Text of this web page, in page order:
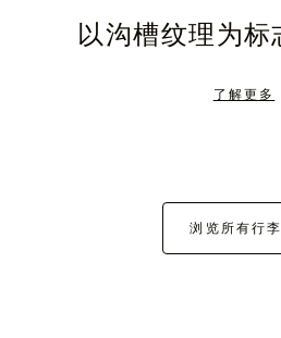
以沟槽纹理为标
了解更多
浏览所有行